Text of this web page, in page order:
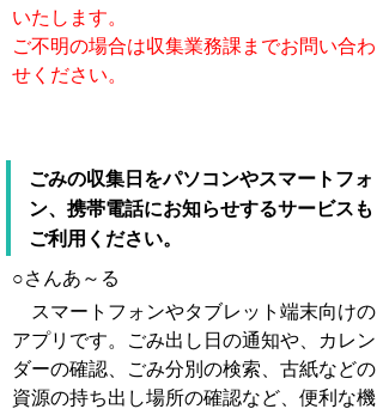
いたします。
ご不明の場合は収集業務課までお問い合わ
せください。
ごみの収集日をパソコンやスマートフォ
ン、携帯電話にお知らせするサービスも
ご利用ください。
○さんあ～る
スマートフォンやタブレット端末向けの
アプリです。ごみ出し日の通知や、カレン
ダーの確認、ごみ分別の検索、古紙などの
資源の持ち出し場所の確認など、便利な機